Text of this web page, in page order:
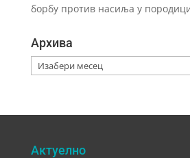
борбу против насиља у
Архива
Архива
Актуелно